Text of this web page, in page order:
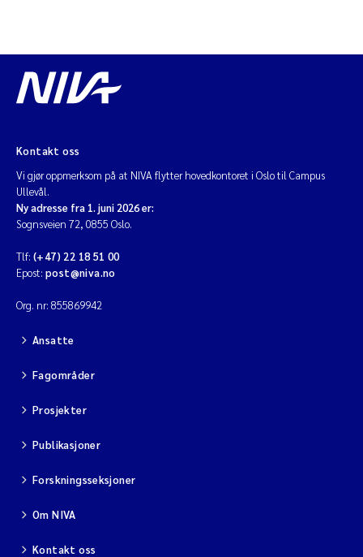
Kontakt oss
Vi gjør oppmerksom på at NIVA flytter hovedkontoret i Oslo til Campus
Ullevål.
Ny adresse fra 1. juni 2026 er:
Sognsveien 72, 0855 Oslo.
Tlf: (+47) 22 18 51 00
Epost: post@niva.no
Org. nr: 855869942
Ansatte
Fagområder
Prosjekter
Publikasjoner
Forskningsseksjoner
Om NIVA
Kontakt oss